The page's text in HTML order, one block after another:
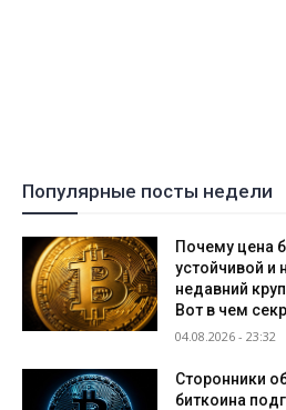
Популярные посты недели
Почему цена
устойчивой и
недавний
Вот в чем
04.08.2026 - 23:32
Сторонники
биткоина